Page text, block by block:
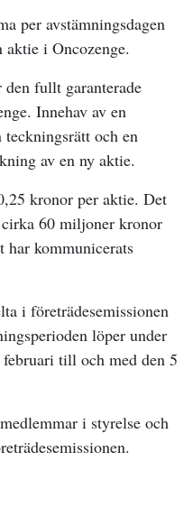
per avstämningsdagen
i Oncozenge.
fullt garanterade
Innehav av en
och en
av en ny aktie.
kronor per aktie. Det
60 miljoner kronor
har kommunicerats
i företrädesemissionen
löper under
till och med den 5
i styrelse och